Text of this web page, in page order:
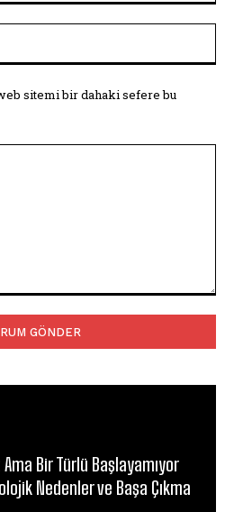
sitemi bir dahaki sefere bu
Bir Türlü Başlayamıyor
Nedenler ve Başa Çıkma